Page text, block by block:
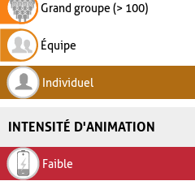
Grand groupe (> 100)
Équipe
Individuel
INTENSITÉ D'ANIMATION
Faible